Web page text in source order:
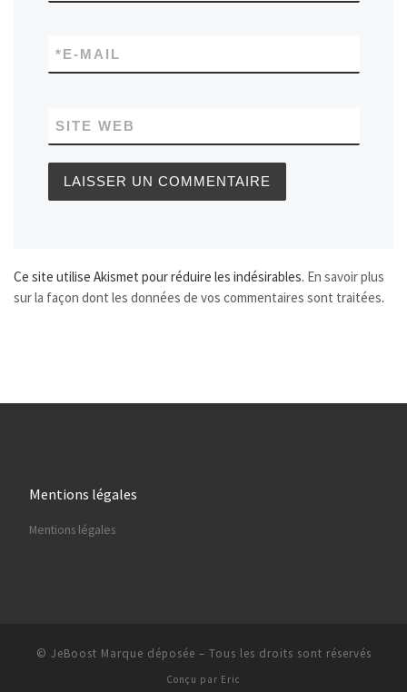
E-MAIL
*
SITE WEB
Ce site utilise Akismet pour réduire les indésirables. En savoir plus
sur la façon dont les données de vos commentaires sont traitées.
Mentions légales
Mentions légales
© JeBoost Marque déposée – Tous les droits sont réservés
Conçu par Eric